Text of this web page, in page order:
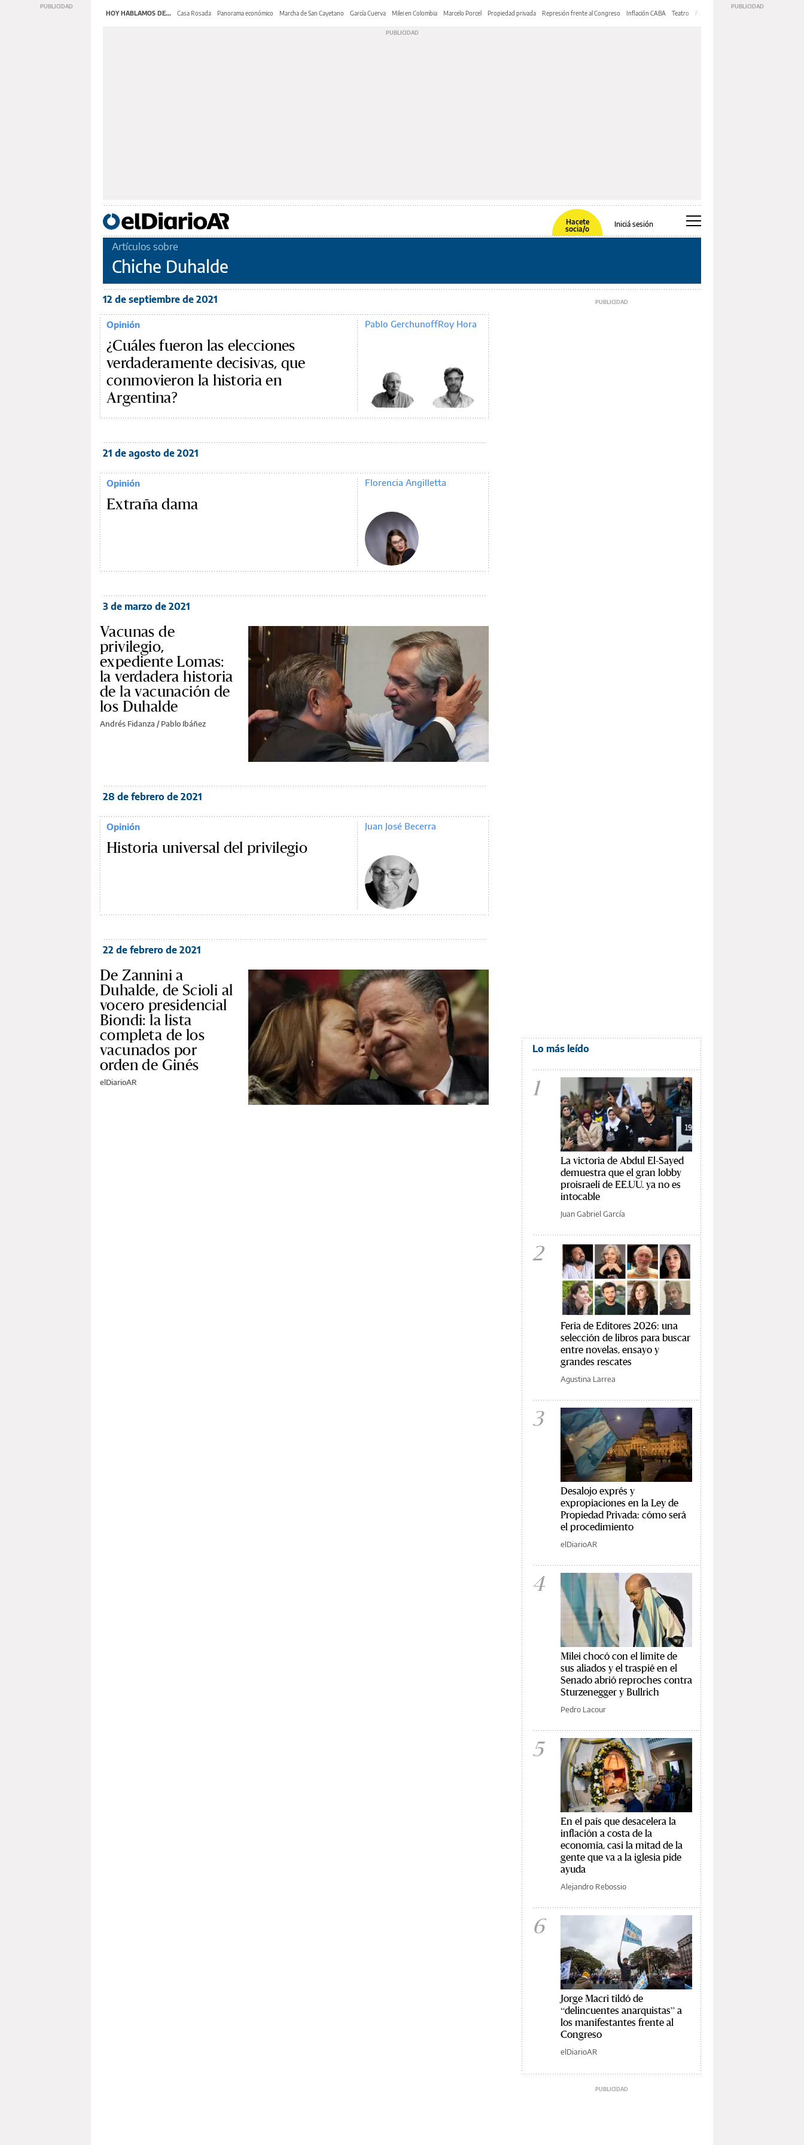
HOY HABLAMOS DE... Casa Rosada Panorama económico Marcha de San Cayetano García Cuerva Milei en Colombia Marcelo Porcel Propiedad privada Represión frente al Congreso Inflación CABA Teatro Feria de Editores
Hacete
socia/o
Iniciá sesión
Artículos sobre
Chiche Duhalde
12 de septiembre de 2021
Opinión
¿Cuáles fueron las elecciones
verdaderamente decisivas, que
conmovieron la historia en
Argentina?
Pablo GerchunoffRoy Hora
21 de agosto de 2021
Opinión
Extraña dama
Florencia Angilletta
3 de marzo de 2021
Vacunas de
privilegio,
expediente Lomas:
la verdadera historia
de la vacunación de
los Duhalde
Andrés Fidanza /Pablo Ibáñez
28 de febrero de 2021
Opinión
Historia universal del privilegio
Juan José Becerra
22 de febrero de 2021
De Zannini a
Duhalde, de Scioli al
vocero presidencial
Biondi: la lista
completa de los
vacunados por
orden de Ginés
elDiarioAR
Lo más leído
1
La victoria de Abdul El-Sayed
demuestra que el gran lobby
proisraelí de EE.UU. ya no es
intocable
Juan Gabriel García
2
Feria de Editores 2026: una
selección de libros para buscar
entre novelas, ensayo y
grandes rescates
Agustina Larrea
3
Desalojo exprés y
expropiaciones en la Ley de
Propiedad Privada: cómo será
el procedimiento
elDiarioAR
4
Milei chocó con el límite de
sus aliados y el traspié en el
Senado abrió reproches contra
Sturzenegger y Bullrich
Pedro Lacour
5
En el país que desacelera la
inflación a costa de la
economía, casi la mitad de la
gente que va a la iglesia pide
ayuda
Alejandro Rebossio
6
Jorge Macri tildó de
“delincuentes anarquistas” a
los manifestantes frente al
Congreso
elDiarioAR